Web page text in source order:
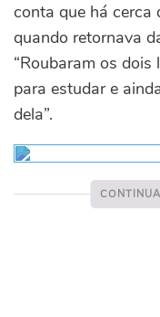
conta que há cerca
quando retornava
“Roubaram os
para estudar e
dela”.